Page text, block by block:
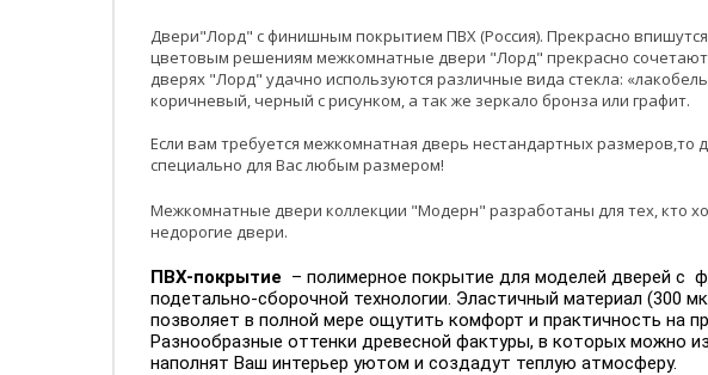
Двери"Лорд" с финишным покрытием ПВХ (Россия). Прекрасно
цветовым решениям межкомнатные двери "Лорд" прекрасно
дверях "Лорд" удачно используются различные вида стекла:
коричневый, черный с рисунком, а так же зеркало бронза или графит.
Если вам требуется межкомнатная дверь нестандартных размеров,то
специально для Вас любым размером!
Межкомнатные двери коллекции "Модерн" разработаны для тех, кто
недорогие двери.
ПВХ-покрытие – полимерное покрытие для моделей дверей с
подетально-сборочной технологии. Эластичный материал (300
позволяет в полной мере ощутить комфорт и практичность на
Разнообразные оттенки древесной фактуры, в которых можно
наполнят Ваш интерьер уютом и создадут теплую атмосферу.